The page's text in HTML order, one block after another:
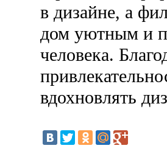
в дизайне, а
дом уютным и
человека.
вдохновлять